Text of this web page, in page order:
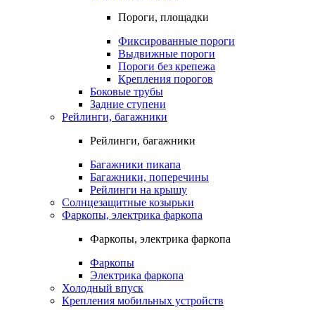
Пороги, площадки
Фиксированные пороги
Выдвижные пороги
Пороги без крепежа
Крепления порогов
Боковые трубы
Задние ступени
Рейлинги, багажники
Рейлинги, багажники
Багажники пикапа
Багажники, поперечины
Рейлинги на крышу
Солнцезащитные козырьки
Фаркопы, электрика фаркопа
Фаркопы, электрика фаркопа
Фаркопы
Электрика фаркопа
Холодный впуск
Крепления мобильных устройств